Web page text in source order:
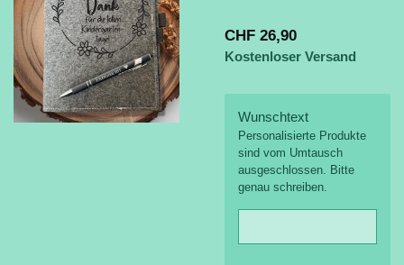
CHF 26,90
Kostenloser Versand
Wunschtext
Personalisierte Produkte
sind vom Umtausch
ausgeschlossen. Bitte
genau schreiben.